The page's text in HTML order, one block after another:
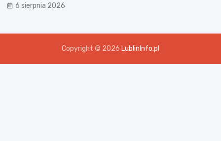
6 sierpnia 2026
Copyright © 2026 LublinInfo.pl